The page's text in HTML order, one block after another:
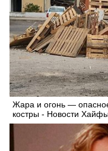
Жара и огонь —
костры - Новости